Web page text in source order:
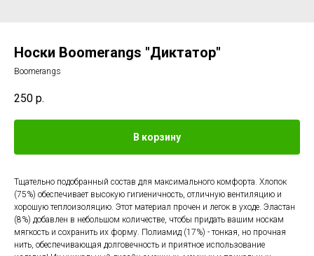
Носки Boomerangs "Диктатор"
Boomerangs
250 р.
В корзину
Тщательно подобранный состав для максимального комфорта. Хлопок
(75%) обеспечивает высокую гигиеничность, отличную вентиляцию и
хорошую теплоизоляцию. Этот материал прочен и легок в уходе. Эластан
(8%) добавлен в небольшом количестве, чтобы придать вашим носкам
мягкость и сохранить их форму. Полиамид (17%) - тонкая, но прочная
нить, обеспечивающая долговечность и приятное использование